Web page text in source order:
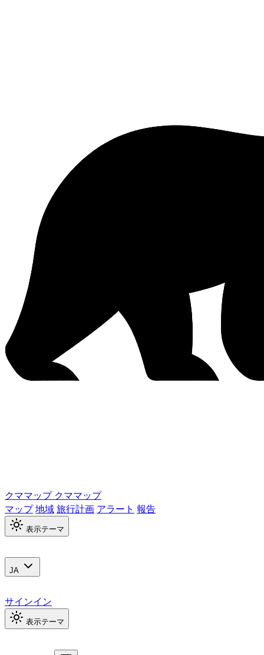
クママップ クママップ
マップ地域旅行計画 アラート 報告
表示テーマ
JA
サインイン
表示テーマ